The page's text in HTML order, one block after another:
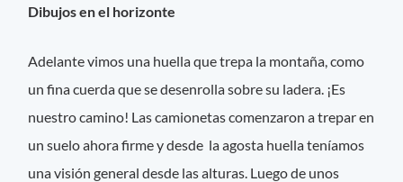
Dibujos en el horizonte
Adelante vimos una huella que trepa la montaña, como
un fina cuerda que se desenrolla sobre su ladera. ¡Es
nuestro camino! Las camionetas comenzaron a trepar en
un suelo ahora firme y desde la agosta huella teníamos
una visión general desde las alturas. Luego de unos